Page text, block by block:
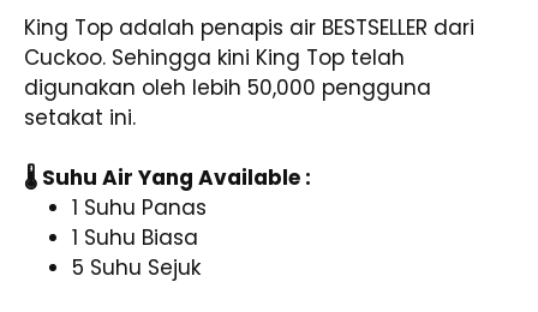
King Top adalah penapis air BESTSELLER dari
Cuckoo. Sehingga kini King Top telah
digunakan oleh lebih 50,000 pengguna
setakat ini.
🌡️ Suhu Air Yang Available :
1 Suhu Panas
1 Suhu Biasa
5 Suhu Sejuk